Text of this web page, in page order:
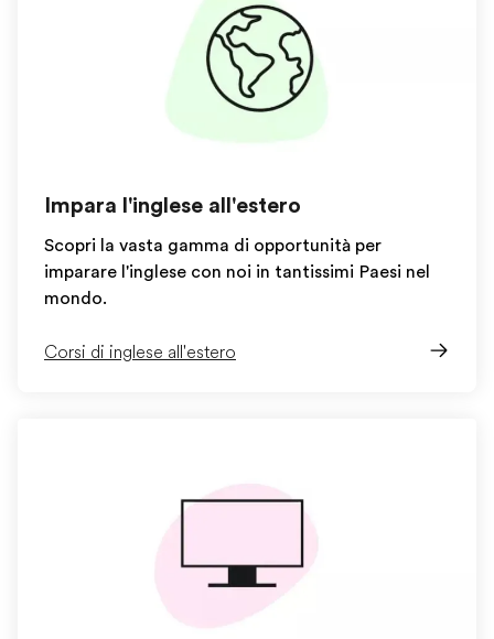
Impara l'inglese all'estero
Scopri la vasta gamma di opportunità per
imparare l'inglese con noi in tantissimi Paesi nel
mondo.
Corsi di inglese all'estero